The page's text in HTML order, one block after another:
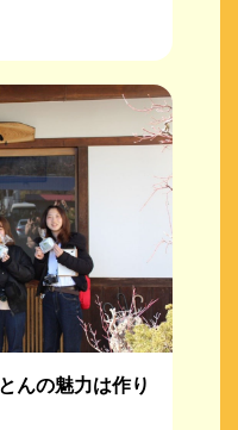
んの魅力は作り